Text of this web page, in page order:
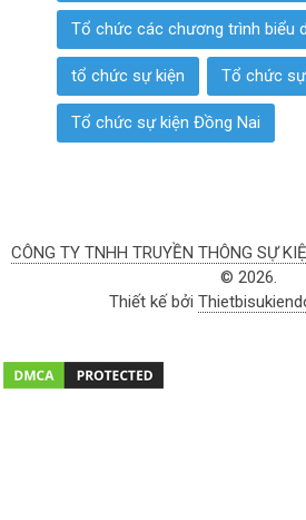
Tổ chức các chương trình biểu
tổ chức sự kiện Tổ chức
Tổ chức sự kiện Đồng Nai
CÔNG TY TNHH TRUYỀN THÔNG SỰ
© 2026.
Thiết kế bởi